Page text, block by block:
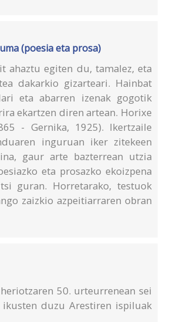
(poesia eta prosa)
ahaztu egiten du, tamalez, eta
dakarkio gizarteari. Hainbat
eta abarren izenak gogotik
ekartzen diren artean. Horixe
- Gernika, 1925). Ikertzaile
inguruan iker zitekeen
gaur arte bazterrean utzia
eta prosazko ekoizpena
guran. Horretarako, testuok
zaizkio azpeitiarraren obran
50. urteurrenean sei
duzu Arestiren ispiluak